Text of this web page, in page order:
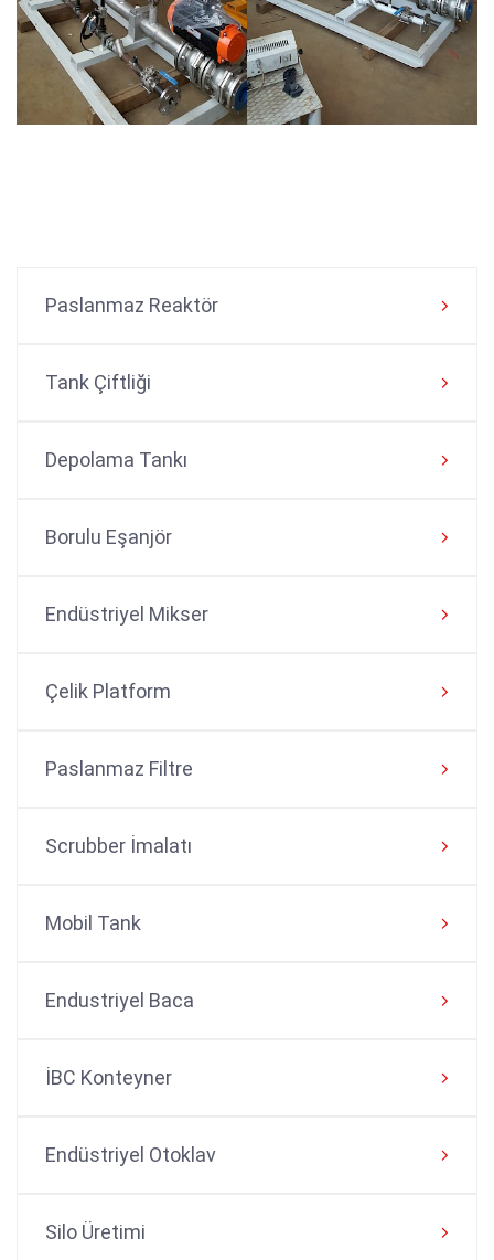
Paslanmaz Reaktör
Tank Çiftliği
Depolama Tankı
Borulu Eşanjör
Endüstriyel Mikser
Çelik Platform
Paslanmaz Filtre
Scrubber İmalatı
Mobil Tank
Endustriyel Baca
İBC Konteyner
Endüstriyel Otoklav
Silo Üretimi